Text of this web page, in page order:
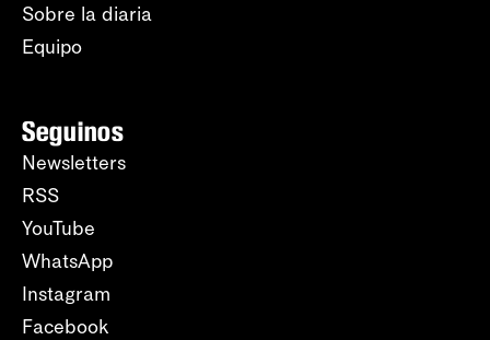
Sobre la diaria
Equipo
Seguinos
Newsletters
RSS
YouTube
WhatsApp
Instagram
Facebook